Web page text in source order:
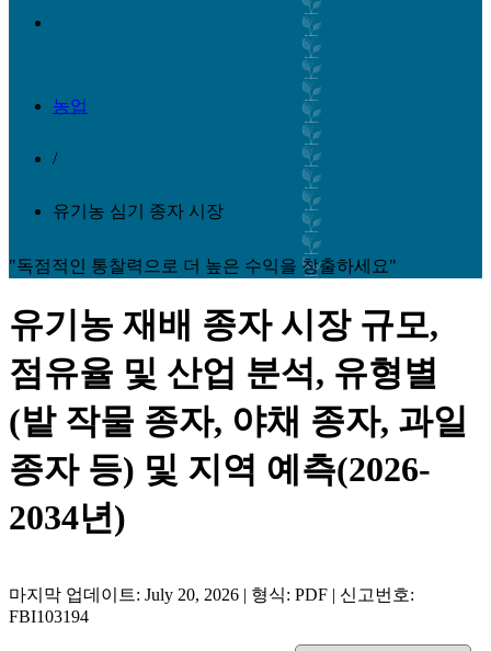
농업
/
유기농 심기 종자 시장
"독점적인 통찰력으로 더 높은 수익을 창출하세요"
유기농 재배 종자 시장 규모,
점유율 및 산업 분석, 유형별
(밭 작물 종자, 야채 종자, 과일
종자 등) 및 지역 예측(2026-
2034년)
마지막 업데이트: July 20, 2026 | 형식: PDF | 신고번호:
FBI103194